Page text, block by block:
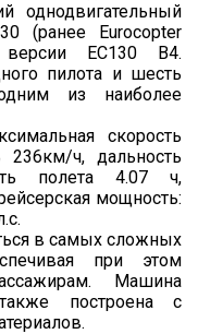
однодвигательный
(ранее Eurocopter
EC130 B4.
пилота и шесть
из наиболее
скорость
236км/ч, дальность
полета 4.07 ч,
мощность:
в самых сложных
при этом
Машина
построена с